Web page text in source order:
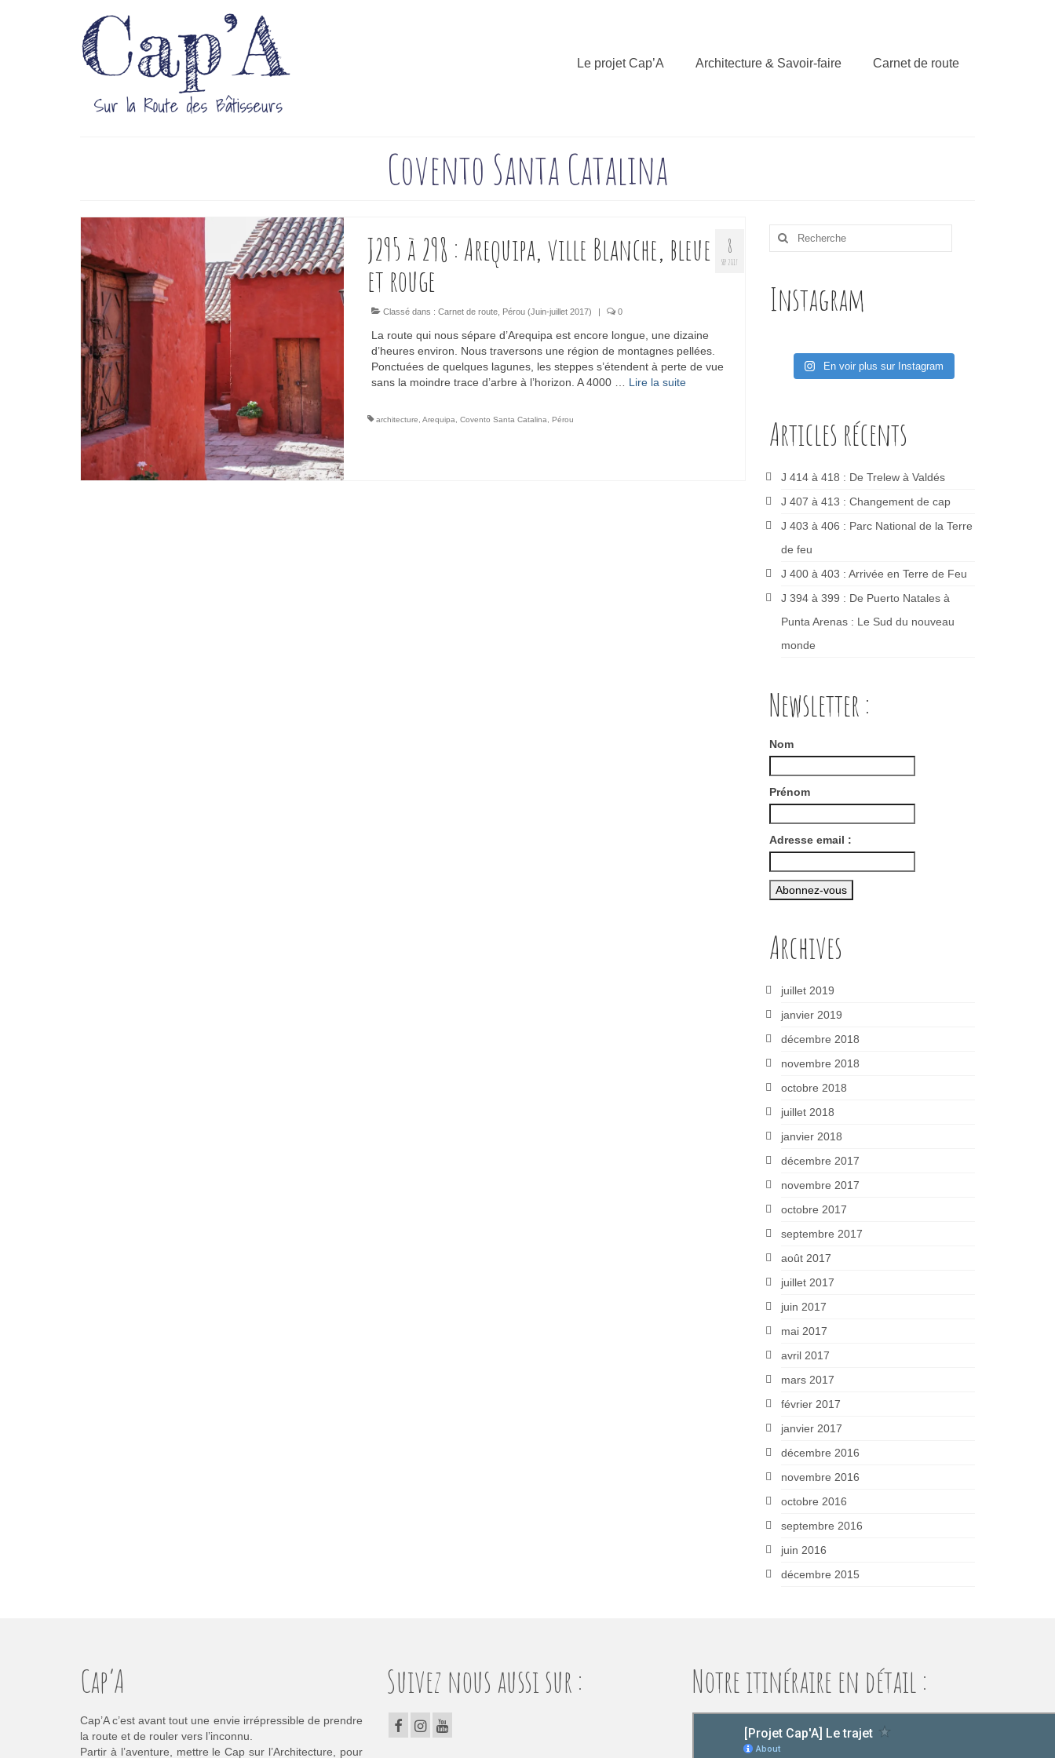
Le projet Cap’A Architecture & Savoir-faire Carnet de route
Covento Santa Catalina
8
SEP 2017
J295 à 298 : Arequipa, ville Blanche, bleue
et rouge
Classé dans : Carnet de route, Pérou (Juin-juillet 2017) 0
La route qui nous sépare d’Arequipa est encore longue, une dizaine
d’heures environ. Nous traversons une région de montagnes pellées.
Ponctuées de quelques lagunes, les steppes s’étendent à perte de vue
sans la moindre trace d’arbre à l’horizon. A 4000 … Lire la suite­­
architecture, Arequipa, Covento Santa Catalina, Pérou
Rechercher
Instagram
En voir plus sur Instagram
Articles récents
J 414 à 418 : De Trelew à Valdés
J 407 à 413 : Changement de cap
J 403 à 406 : Parc National de la Terre
de feu
J 400 à 403 : Arrivée en Terre de Feu
J 394 à 399 : De Puerto Natales à
Punta Arenas : Le Sud du nouveau
monde
Newsletter :
Nom
Prénom
Adresse email :
Archives
juillet 2019
janvier 2019
décembre 2018
novembre 2018
octobre 2018
juillet 2018
janvier 2018
décembre 2017
novembre 2017
octobre 2017
septembre 2017
août 2017
juillet 2017
juin 2017
mai 2017
avril 2017
mars 2017
février 2017
janvier 2017
décembre 2016
novembre 2016
octobre 2016
septembre 2016
juin 2016
décembre 2015
Cap’A
Cap’A c’est avant tout une envie irrépressible de prendre
la route et de rouler vers l’inconnu.
Partir à l’aventure, mettre le Cap sur l’Architecture, pour
Suivez nous aussi sur : Notre itinéraire en détail :